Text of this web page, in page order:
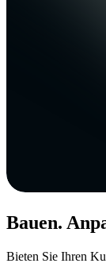
Bauen.
Bieten Sie Ihren